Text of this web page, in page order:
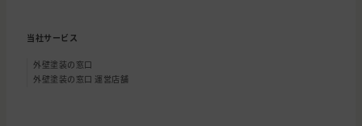
当社サービス
外壁塗装の窓口
外壁塗装の窓口 運営店舗